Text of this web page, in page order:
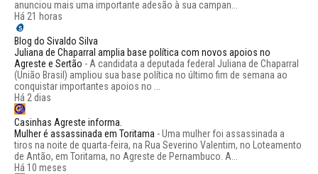
anunciou mais uma importante adesão à sua campan...
Há 21 horas
Blog do Sivaldo Silva
Juliana de Chaparral amplia base política com novos apoios no
Agreste e Sertão - A candidata a deputada federal Juliana de Chaparral
(União Brasil) ampliou sua base política no último fim de semana ao
conquistar importantes apoios no ...
Há 2 dias
Casinhas Agreste informa.
Mulher é assassinada em Toritama -Uma mulher foi assassinada a
tiros na noite de quarta-feira, na Rua Severino Valentim, no Loteamento
de Antão, em Toritama, no Agreste de Pernambuco. A...
Há 10 meses